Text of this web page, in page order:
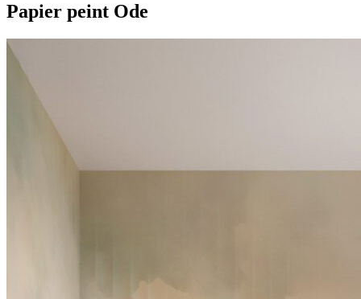
Papier peint Ode